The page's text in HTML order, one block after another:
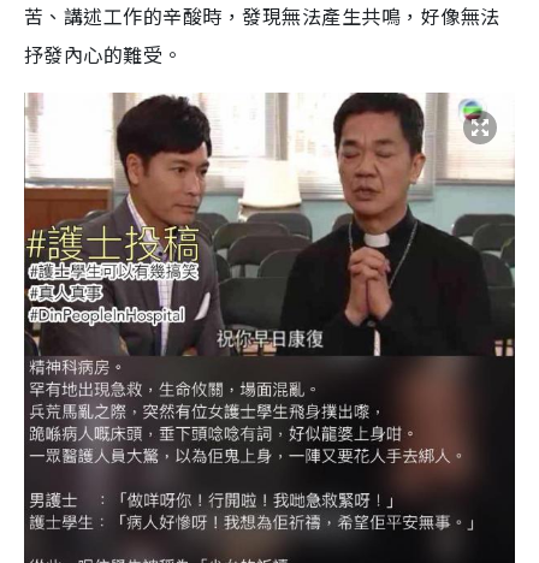
苦、講述工作的辛酸時，發現無法產生共鳴，好像無法
抒發內心的難受。